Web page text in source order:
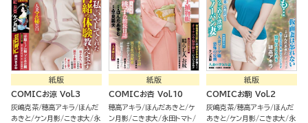
紙版
COMICお涼 Vol.3
灰嶋克茶 穂高アキラ
ほんだ
あきと ケン月影 こきま大
永
紙版
COMICお杏 Vol.10
穂高アキラ ほんだあきと ケ
ン月影 こきま大
永田トマト
紙版
COMICお駒 Vol.2
灰嶋克茶 穂高アキラ
ほんだ
あきと ケン月影 こきま大
永